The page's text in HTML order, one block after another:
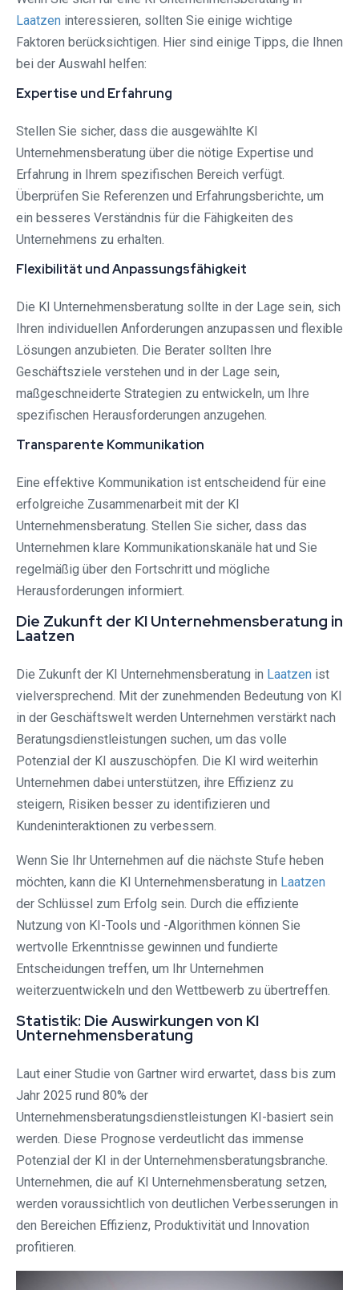
Laatzen interessieren, sollten Sie einige wichtige
Faktoren berücksichtigen. Hier sind einige Tipps, die Ihnen
bei der Auswahl helfen:
Expertise und Erfahrung
Stellen Sie sicher, dass die ausgewählte KI
Unternehmensberatung über die nötige Expertise und
Erfahrung in Ihrem spezifischen Bereich verfügt.
Überprüfen Sie Referenzen und Erfahrungsberichte, um
ein besseres Verständnis für die Fähigkeiten des
Unternehmens zu erhalten.
Flexibilität und Anpassungsfähigkeit
Die KI Unternehmensberatung sollte in der Lage sein, sich
Ihren individuellen Anforderungen anzupassen und flexible
Lösungen anzubieten. Die Berater sollten Ihre
Geschäftsziele verstehen und in der Lage sein,
maßgeschneiderte Strategien zu entwickeln, um Ihre
spezifischen Herausforderungen anzugehen.
Transparente Kommunikation
Eine effektive Kommunikation ist entscheidend für eine
erfolgreiche Zusammenarbeit mit der KI
Unternehmensberatung. Stellen Sie sicher, dass das
Unternehmen klare Kommunikationskanäle hat und Sie
regelmäßig über den Fortschritt und mögliche
Herausforderungen informiert.
Die Zukunft der KI Unternehmensberatung in
Laatzen
Die Zukunft der KI Unternehmensberatung in Laatzen ist
vielversprechend. Mit der zunehmenden Bedeutung von KI
in der Geschäftswelt werden Unternehmen verstärkt nach
Beratungsdienstleistungen suchen, um das volle
Potenzial der KI auszuschöpfen. Die KI wird weiterhin
Unternehmen dabei unterstützen, ihre Effizienz zu
steigern, Risiken besser zu identifizieren und
Kundeninteraktionen zu verbessern.
Wenn Sie Ihr Unternehmen auf die nächste Stufe heben
möchten, kann die KI Unternehmensberatung in Laatzen
der Schlüssel zum Erfolg sein. Durch die effiziente
Nutzung von KI-Tools und -Algorithmen können Sie
wertvolle Erkenntnisse gewinnen und fundierte
Entscheidungen treffen, um Ihr Unternehmen
weiterzuentwickeln und den Wettbewerb zu übertreffen.
Statistik: Die Auswirkungen von KI
Unternehmensberatung
Laut einer Studie von Gartner wird erwartet, dass bis zum
Jahr 2025 rund 80% der
Unternehmensberatungsdienstleistungen KI-basiert sein
werden. Diese Prognose verdeutlicht das immense
Potenzial der KI in der Unternehmensberatungsbranche.
Unternehmen, die auf KI Unternehmensberatung setzen,
werden voraussichtlich von deutlichen Verbesserungen in
den Bereichen Effizienz, Produktivität und Innovation
profitieren.